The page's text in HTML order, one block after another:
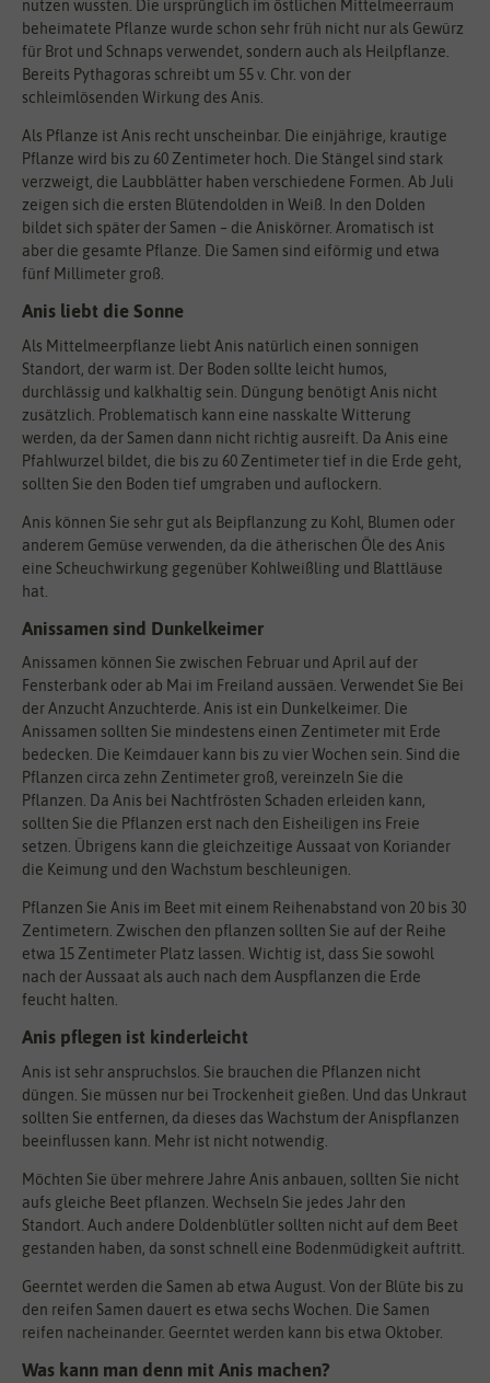
nutzen wussten. Die ursprünglich im östlichen Mittelmeerraum
beheimatete Pflanze wurde schon sehr früh nicht nur als Gewürz
für Brot und Schnaps verwendet, sondern auch als Heilpflanze.
Bereits Pythagoras schreibt um 55 v. Chr. von der
schleimlösenden Wirkung des Anis.
Als Pflanze ist Anis recht unscheinbar. Die einjährige, krautige
Pflanze wird bis zu 60 Zentimeter hoch. Die Stängel sind stark
verzweigt, die Laubblätter haben verschiedene Formen. Ab Juli
zeigen sich die ersten Blütendolden in Weiß. In den Dolden
bildet sich später der Samen – die Aniskörner. Aromatisch ist
aber die gesamte Pflanze. Die Samen sind eiförmig und etwa
fünf Millimeter groß.
Anis liebt die Sonne
Als Mittelmeerpflanze liebt Anis natürlich einen sonnigen
Standort, der warm ist. Der Boden sollte leicht humos,
durchlässig und kalkhaltig sein. Düngung benötigt Anis nicht
zusätzlich. Problematisch kann eine nasskalte Witterung
werden, da der Samen dann nicht richtig ausreift. Da Anis eine
Pfahlwurzel bildet, die bis zu 60 Zentimeter tief in die Erde geht,
sollten Sie den Boden tief umgraben und auflockern.
Anis können Sie sehr gut als Beipflanzung zu Kohl, Blumen oder
anderem Gemüse verwenden, da die ätherischen Öle des Anis
eine Scheuchwirkung gegenüber Kohlweißling und Blattläuse
hat.
Anissamen sind Dunkelkeimer
Anissamen können Sie zwischen Februar und April auf der
Fensterbank oder ab Mai im Freiland aussäen. Verwendet Sie Bei
der Anzucht Anzuchterde. Anis ist ein Dunkelkeimer. Die
Anissamen sollten Sie mindestens einen Zentimeter mit Erde
bedecken. Die Keimdauer kann bis zu vier Wochen sein. Sind die
Pflanzen circa zehn Zentimeter groß, vereinzeln Sie die
Pflanzen. Da Anis bei Nachtfrösten Schaden erleiden kann,
sollten Sie die Pflanzen erst nach den Eisheiligen ins Freie
setzen. Übrigens kann die gleichzeitige Aussaat von Koriander
die Keimung und den Wachstum beschleunigen.
Pflanzen Sie Anis im Beet mit einem Reihenabstand von 20 bis 30
Zentimetern. Zwischen den pflanzen sollten Sie auf der Reihe
etwa 15 Zentimeter Platz lassen. Wichtig ist, dass Sie sowohl
nach der Aussaat als auch nach dem Auspflanzen die Erde
feucht halten.
Anis pflegen ist kinderleicht
Anis ist sehr anspruchslos. Sie brauchen die Pflanzen nicht
düngen. Sie müssen nur bei Trockenheit gießen. Und das Unkraut
sollten Sie entfernen, da dieses das Wachstum der Anispflanzen
beeinflussen kann. Mehr ist nicht notwendig.
Möchten Sie über mehrere Jahre Anis anbauen, sollten Sie nicht
aufs gleiche Beet pflanzen. Wechseln Sie jedes Jahr den
Standort. Auch andere Doldenblütler sollten nicht auf dem Beet
gestanden haben, da sonst schnell eine Bodenmüdigkeit auftritt.
Geerntet werden die Samen ab etwa August. Von der Blüte bis zu
den reifen Samen dauert es etwa sechs Wochen. Die Samen
reifen nacheinander. Geerntet werden kann bis etwa Oktober.
Was kann man denn mit Anis machen?